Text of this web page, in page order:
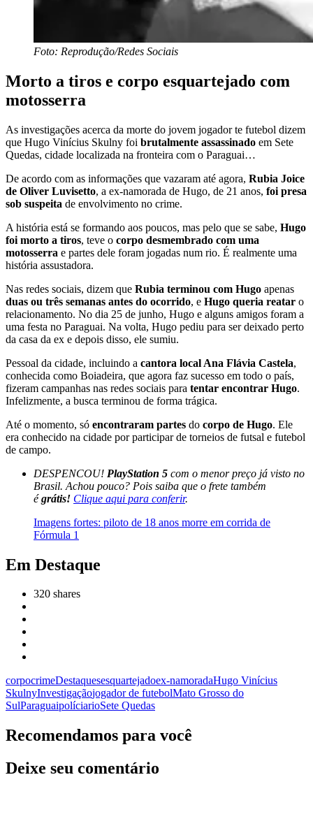
Foto: Reprodução/Redes Sociais
Morto a tiros e corpo esquartejado com
motosserra
As investigações acerca da morte do jovem jogador te futebol dizem
que Hugo Vinícius Skulny foi brutalmente assassinado em Sete
Quedas, cidade localizada na fronteira com o Paraguai…
De acordo com as informações que vazaram até agora, Rubia Joice
de Oliver Luvisetto, a ex-namorada de Hugo, de 21 anos, foi presa
sob suspeita de envolvimento no crime.
A história está se formando aos poucos, mas pelo que se sabe, Hugo
foi morto a tiros, teve o corpo desmembrado com uma
motosserra e partes dele foram jogadas num rio. É realmente uma
história assustadora.
Nas redes sociais, dizem que Rubia terminou com Hugo apenas
duas ou três semanas antes do ocorrido, e Hugo queria reatar o
relacionamento. No dia 25 de junho, Hugo e alguns amigos foram a
uma festa no Paraguai. Na volta, Hugo pediu para ser deixado perto
da casa da ex e depois disso, ele sumiu.
Pessoal da cidade, incluindo a cantora local Ana Flávia Castela,
conhecida como Boiadeira, que agora faz sucesso em todo o país,
fizeram campanhas nas redes sociais para tentar encontrar Hugo.
Infelizmente, a busca terminou de forma trágica.
Até o momento, só encontraram partes do corpo de Hugo. Ele
era conhecido na cidade por participar de torneios de futsal e futebol
de campo.
DESPENCOU! PlayStation 5 com o menor preço já visto no
Brasil. Achou pouco? Pois saiba que o frete também
égrátis! Clique aqui para conferir.
Imagens fortes: piloto de 18 anos morre em corrida de
Fórmula 1
Em Destaque
320 shares
corpocrimeDestaquesesquartejadoex-namoradaHugo Vinícius
SkulnyInvestigaçãojogador de futebolMato Grosso do
SulParaguaipolíciarioSete Quedas
Recomendamos para você
Deixe seu comentário